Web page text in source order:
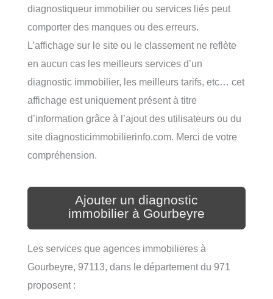
diagnostiqueur immobilier ou services liés peut
comporter des manques ou des erreurs.
L’affichage sur le site ou le classement ne reflète
en aucun cas les meilleurs services d’un
diagnostic immobilier, les meilleurs tarifs, etc… cet
affichage est uniquement présent à titre
d’information grâce à l’ajout des utilisateurs ou du
site diagnosticimmobilierinfo.com. Merci de votre
compréhension.
Ajouter un diagnostic
immobilier à Gourbeyre
Les services que agences immobilieres à
Gourbeyre, 97113, dans le département du 971
proposent :